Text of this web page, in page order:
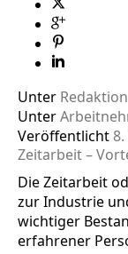
Unter Redaktion
Unter
Veröffentlicht
Zeitarbeit –
Die Zeitarbeit
zur Industrie
wichtiger
erfahrener